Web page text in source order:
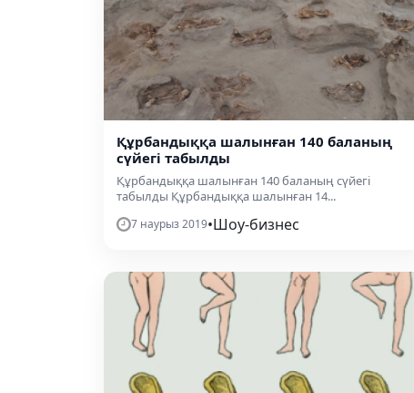
Құрбандыққа шалынған 140 баланың
сүйегі табылды
Құрбандыққа шалынған 140 баланың сүйегі
табылды Құрбандыққа шалынған 14...
7 наурыз 2019•Шоу-бизнес